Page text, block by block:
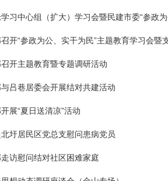
开“参政为公、实干为民”主题教育学习会暨
开主题教育暨专题调研活动
吕巷居委会开展结对共建活动
展“夏日送清凉”活动
圩居民区党总支慰问患病党员
访慰问结对社区困难家庭